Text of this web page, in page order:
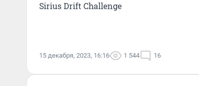
Sirius Drift Challenge
15 декабря, 2023, 16:16 1 544 16